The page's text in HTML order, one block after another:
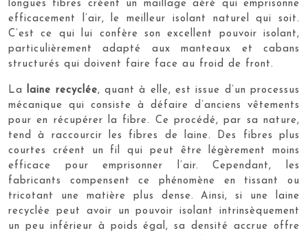
longues fibres créent un maillage aéré qui emprisonne
efficacement l’air, le meilleur isolant naturel qui soit.
C’est ce qui lui confère son excellent pouvoir isolant,
particulièrement adapté aux manteaux et cabans
structurés qui doivent faire face au froid de front.
La laine recyclée, quant à elle, est issue d’un processus
mécanique qui consiste à défaire d’anciens vêtements
pour en récupérer la fibre. Ce procédé, par sa nature,
tend à raccourcir les fibres de laine. Des fibres plus
courtes créent un fil qui peut être légèrement moins
efficace pour emprisonner l’air. Cependant, les
fabricants compensent ce phénomène en tissant ou
tricotant une matière plus dense. Ainsi, si une laine
recyclée peut avoir un pouvoir isolant intrinsèquement
un peu inférieur à poids égal, sa densité accrue offre